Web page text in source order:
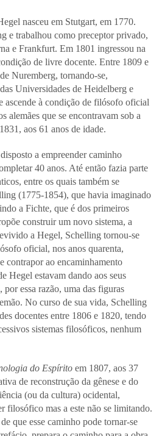
nasceu em Stutgart, em 1770.
e trabalhou como preceptor privado,
e Frankfurt. Em 1801 ingressou na
de livre docente. Entre 1809 e
Nuremberg, tornando-se,
Universidades de Heidelberg e
ascende à condição de filósofo oficial
alemães que se encontravam sob a
aos 61 anos de idade.
a empreender caminho
40 anos. Até então fazia parte
entre os quais também se
(1775-1854), que havia imaginado
a Fichte, que é dos primeiros
construir um novo sistema, a
a Hegel, Schelling tornou-se
oficial, nos anos quarenta,
contrapor ao encaminhamento
Hegel estavam dando aos seus
por essa razão, uma das figuras
No curso de sua vida, Schelling
docentes entre 1806 e 1820, tendo
sistemas filosóficos, nenhum
do Espírito em 1807, aos 37
de reconstrução da gênese e do
(ou da cultura) ocidental,
filosófico mas a este não se limitando.
que esse caminho pode tornar-se